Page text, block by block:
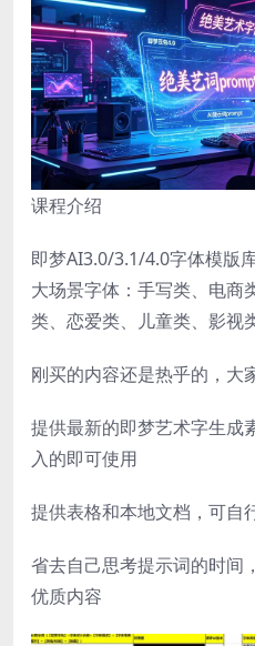
课程介绍
即梦AI3.0/3.1/4.0字体模版
大场景字体：手写类、电商
类、恋爱类、儿童类、影视
刚买的内容还是热乎的，大
提供最新的即梦艺术字生成
入的即可使用
提供表格和本地文档，可自
省去自己思考提示词的时间
优质内容